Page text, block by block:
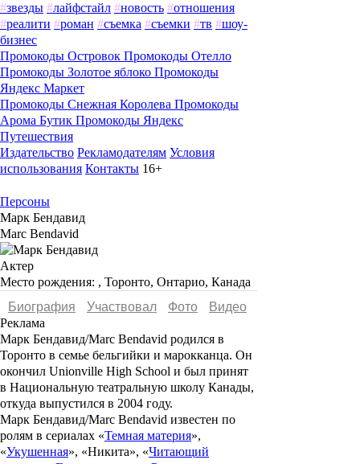
#звезды #лайфстайл #новость #отношения
#реалити #роман #съемка #съемки #тв #шоу-
бизнес
Промокоды Островок Промокоды Отелло
Промокоды Золотое яблоко Промокоды
Яндекс Маркет
Промокоды Снежная Королева Промокоды
Арома Бутик Промокоды Яндекс
Путешествия
Издательство Рекламодателям Условия
использования Контакты 16+
Персоны
Марк Бендавид
Marc Bendavid
Актер
Место рождения: , Торонто, Онтарио, Канада
Биография
Участвовал Фото
Видеo
Реклама
Марк Бендавид/Marc Bendavid родился в
Торонто в семье бельгийки и марокканца. Он
окончил Unionville High School и был принят
в Национальную театральную школу Канады,
откуда выпустился в 2004 году.
Марк Бендавид/Marc Bendavid известен по
ролям в сериалах «Темная материя»,
«Укушенная», «Никита», «Читающий